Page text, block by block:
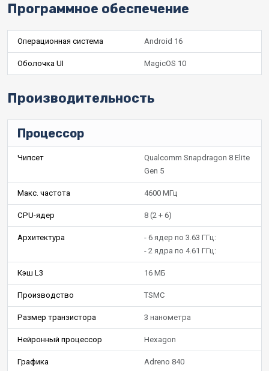
Программное обеспечение
Операционная система Android 16
Оболочка UI MagicOS 10
Производительность
Процессор
Чипсет
Qualcomm Snapdragon 8 Elite
Gen 5
Макс. частота 4600 МГц
CPU-ядер 8 (2 + 6)
Архитектура
- 6 ядер по 3.63 ГГц:
- 2 ядра по 4.61 ГГц:
Кэш L3 16 МБ
Производство TSMC
Размер транзистора 3 нанометра
Нейронный процессор Hexagon
Графика Adreno 840